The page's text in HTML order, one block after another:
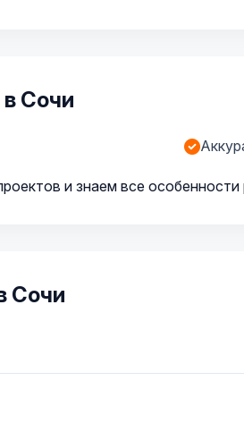
Сочи
и знаем все особенности
Сочи